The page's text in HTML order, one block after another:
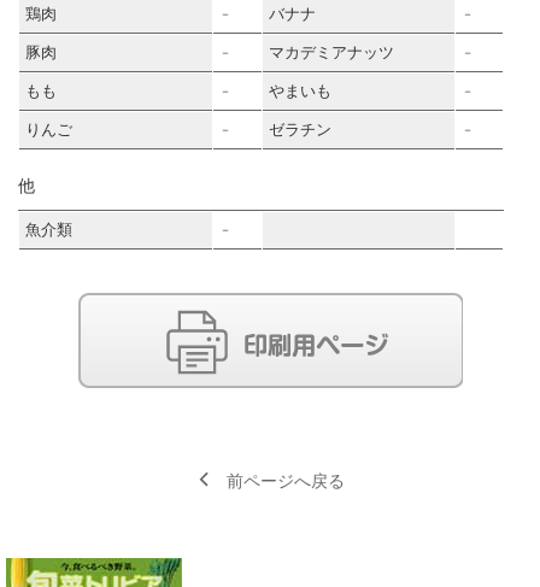
鶏肉 － バナナ －
豚肉 － マカデミアナッツ －
もも － やまいも －
りんご － ゼラチン －
他
魚介類 －
前ページへ戻る